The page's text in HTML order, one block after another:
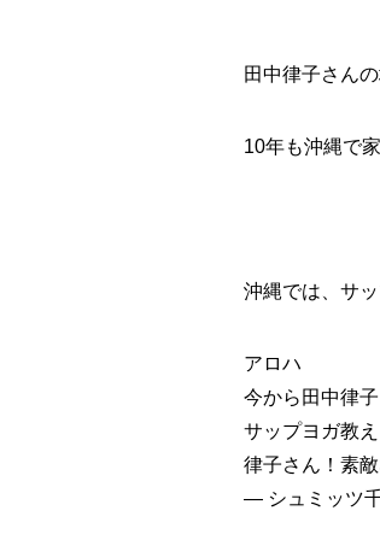
田中律子さん
10年も沖縄で
沖縄では、サ
アロハ
今から田中律
サップヨガ教え
律子さん！素
— シュミッツ